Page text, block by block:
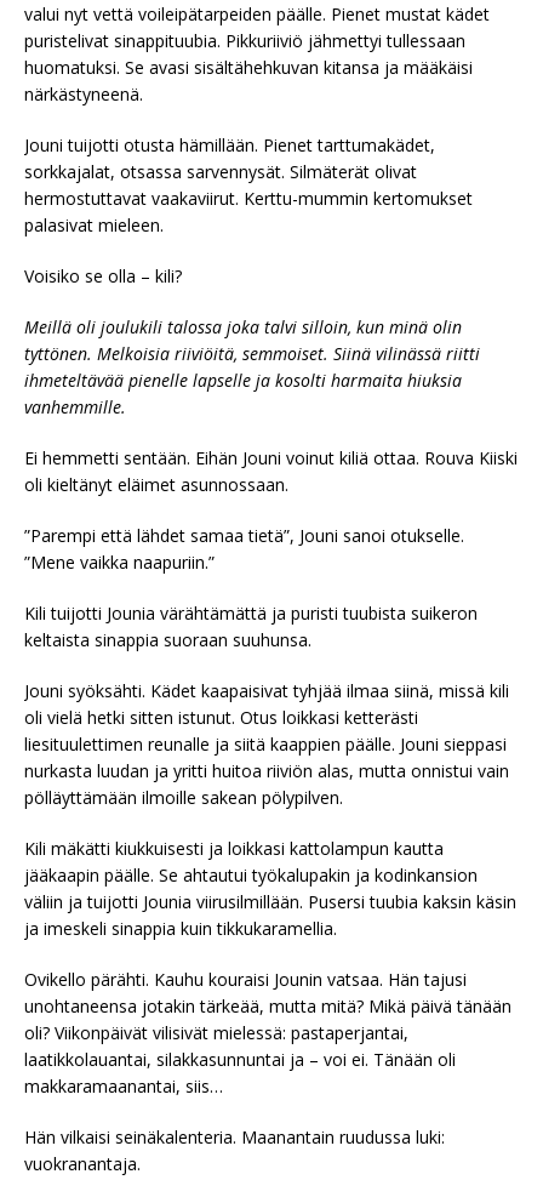
valui nyt vettä voileipätarpeiden päälle. Pienet mustat kädet
puristelivat sinappituubia. Pikkuriiviö jähmettyi tullessaan
huomatuksi. Se avasi sisältähehkuvan kitansa ja määkäisi
närkästyneenä.
Jouni tuijotti otusta hämillään. Pienet tarttumakädet,
sorkkajalat, otsassa sarvennysät. Silmäterät olivat
hermostuttavat vaakaviirut. Kerttu-mummin kertomukset
palasivat mieleen.
Voisiko se olla – kili?
Meillä oli joulukili talossa joka talvi silloin, kun minä olin
tyttönen. Melkoisia riiviöitä, semmoiset. Siinä vilinässä riitti
ihmeteltävää pienelle lapselle ja kosolti harmaita hiuksia
vanhemmille.
Ei hemmetti sentään. Eihän Jouni voinut kiliä ottaa. Rouva Kiiski
oli kieltänyt eläimet asunnossaan.
”Parempi että lähdet samaa tietä”, Jouni sanoi otukselle.
”Mene vaikka naapuriin.”
Kili tuijotti Jounia värähtämättä ja puristi tuubista suikeron
keltaista sinappia suoraan suuhunsa.
Jouni syöksähti. Kädet kaapaisivat tyhjää ilmaa siinä, missä kili
oli vielä hetki sitten istunut. Otus loikkasi ketterästi
liesituulettimen reunalle ja siitä kaappien päälle. Jouni sieppasi
nurkasta luudan ja yritti huitoa riiviön alas, mutta onnistui vain
pölläyttämään ilmoille sakean pölypilven.
Kili mäkätti kiukkuisesti ja loikkasi kattolampun kautta
jääkaapin päälle. Se ahtautui työkalupakin ja kodinkansion
väliin ja tuijotti Jounia viirusilmillään. Pusersi tuubia kaksin käsin
ja imeskeli sinappia kuin tikkukaramellia.
Ovikello pärähti. Kauhu kouraisi Jounin vatsaa. Hän tajusi
unohtaneensa jotakin tärkeää, mutta mitä? Mikä päivä tänään
oli? Viikonpäivät vilisivät mielessä: pastaperjantai,
laatikkolauantai, silakkasunnuntai ja – voi ei. Tänään oli
makkaramaanantai, siis…
Hän vilkaisi seinäkalenteria. Maanantain ruudussa luki:
vuokranantaja.